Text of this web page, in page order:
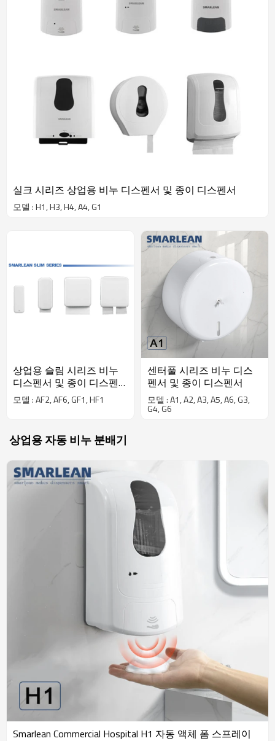
실크 시리즈 상업용 비누 디스펜서 및 종이 디스펜서
모델 : H1, H3, H4, A4, G1
상업용 슬림 시리즈 비누
디스펜서 및 종이 디스펜
서
모델 : AF2, AF6, GF1, HF1
센터풀 시리즈 비누 디스
펜서 및 종이 디스펜서
모델 : A1, A2, A3, A5, A6, G3,
G4, G6
상업용 자동 비누 분배기
Smarlean Commercial Hospital H1 자동 액체 폼 스프레이